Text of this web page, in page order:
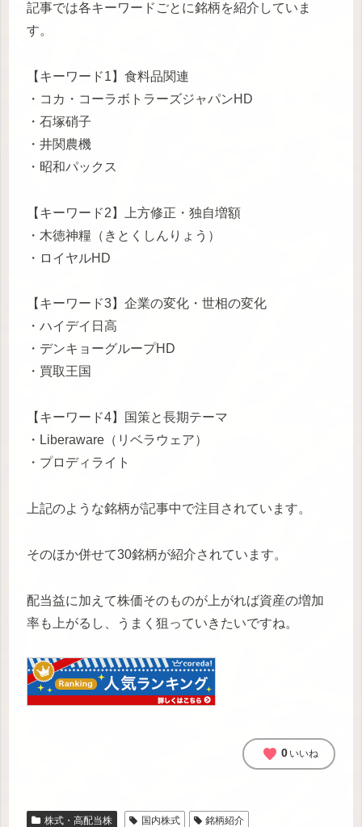
記事では各キーワードごとに銘柄を紹介していま
す。
【キーワード1】食料品関連
・コカ・コーラボトラーズジャパンHD
・石塚硝子
・井関農機
・昭和パックス
【キーワード2】上方修正・独自増額
・木徳神糧（きとくしんりょう）
・ロイヤルHD
【キーワード3】企業の変化・世相の変化
・ハイデイ日高
・デンキョーグループHD
・買取王国
【キーワード4】国策と長期テーマ
・Liberaware（リベラウェア）
・プロディライト
上記のような銘柄が記事中で注目されています。
そのほか併せて30銘柄が紹介されています。
配当益に加えて株価そのものが上がれば資産の増加
率も上がるし、うまく狙っていきたいですね。
favorite 0 いいね
株式・高配当株 国内株式 銘柄紹介